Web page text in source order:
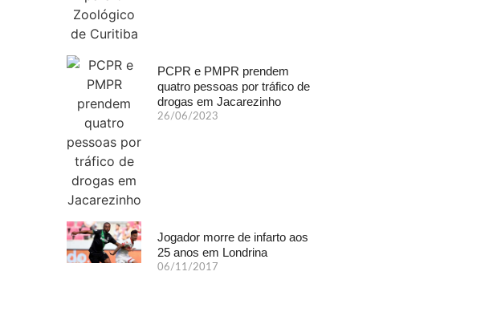
PCPR e PMPR prendem
quatro pessoas por tráfico de
drogas em Jacarezinho
26/06/2023
Jogador morre de infarto aos
25 anos em Londrina
06/11/2017